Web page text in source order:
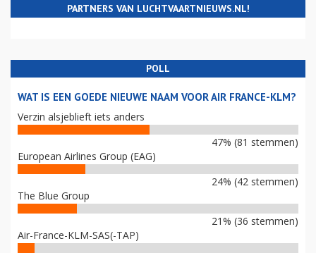
PARTNERS VAN LUCHTVAARTNIEUWS.NL!
POLL
WAT IS EEN GOEDE NIEUWE NAAM VOOR AIR FRANCE-KLM?
Verzin alsjeblieft iets anders
47% (81 stemmen)
European Airlines Group (EAG)
24% (42 stemmen)
The Blue Group
21% (36 stemmen)
Air-France-KLM-SAS(-TAP)